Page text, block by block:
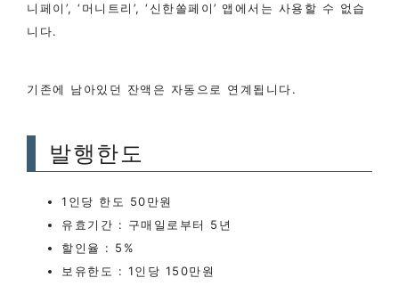
니페이’, ‘머니트리’, ‘신한쏠페이’ 앱에서는 사용할 수 없습
니다.
기존에 남아있던 잔액은 자동으로 연계됩니다.
발행한도
1인당 한도 50만원
유효기간 : 구매일로부터 5년
할인율 : 5%
보유한도 : 1인당 150만원